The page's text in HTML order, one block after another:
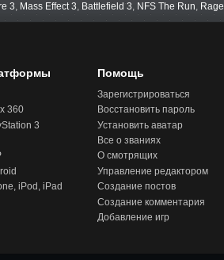
3, Mass Effect 3,Battlefield 3, NFS The Run, Rage
360
3
iPod, iPad
Помощь
Зарегистрироваться
Восстановить пароль
Установить аватар
Все о званиях
О смотрящих
Управление редактором
Создание постов
Создание комментария
Добавление игр